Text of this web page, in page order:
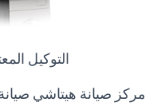
التوكيل
مركز صيانة هيتاشي